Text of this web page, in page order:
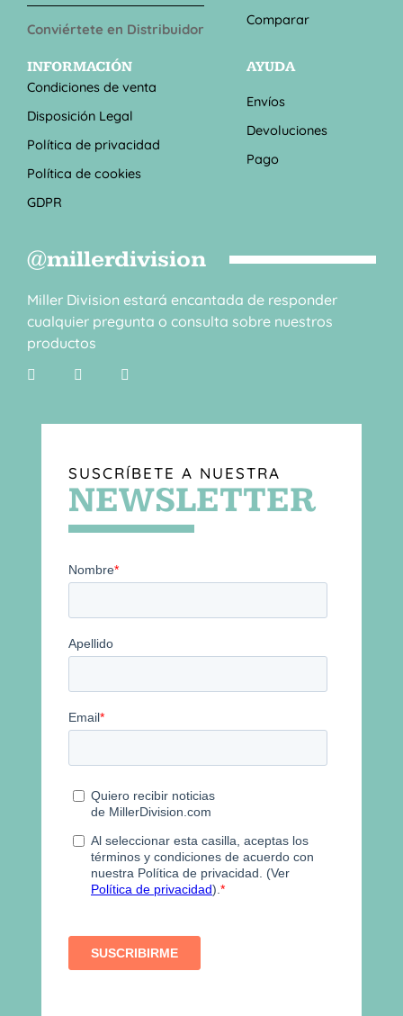
Conviértete en Distribuidor
Comparar
INFORMACIÓN
Condiciones de venta
Disposición Legal
Política de privacidad
Política de cookies
GDPR
AYUDA
Envíos
Devoluciones
Pago
@millerdivision
Miller Division estará encantada de responder
cualquier pregunta o consulta sobre nuestros
productos
SUSCRÍBETE A NUESTRA
NEWSLETTER